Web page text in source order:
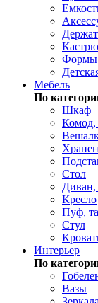
Формы
Мебель
По
Шкаф
Комод,
Стол
Диван,
Кресло
Пуф,
Стул
Интерьер
По
Вазы